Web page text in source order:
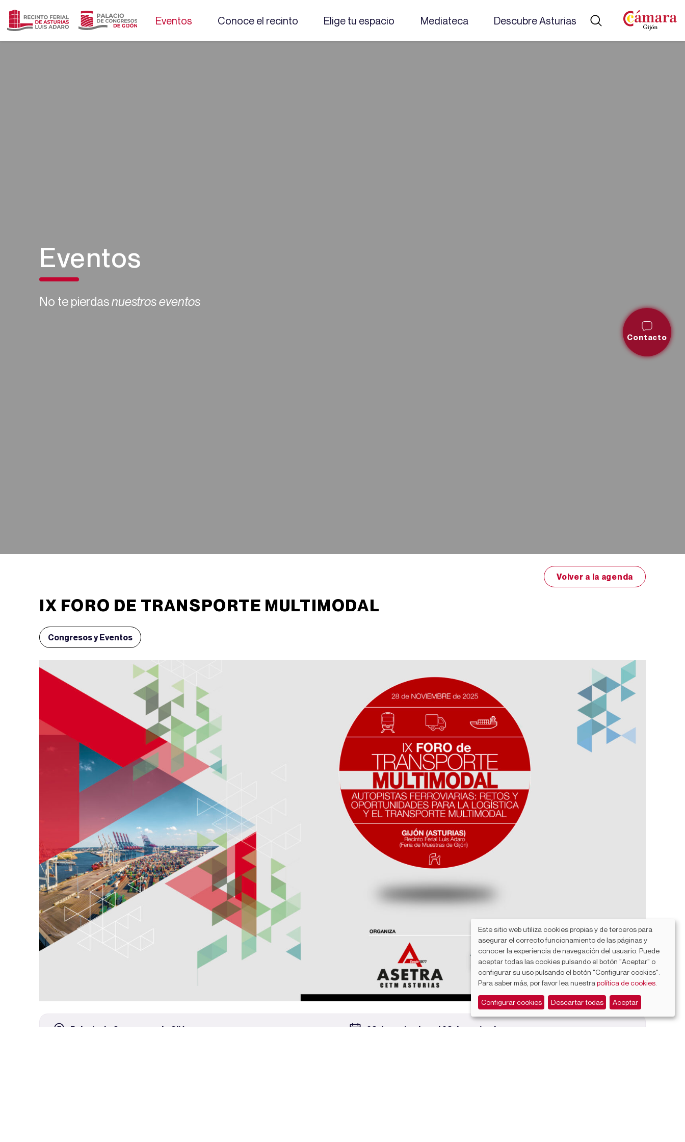
Eventos Conoce el recinto Elige tu espacio Mediateca Descubre Asturias
Contacto
Eventos
No te pierdasnuestros eventos
Volver a la agenda
IX FORO DE TRANSPORTE MULTIMODAL
Congresos y Eventos
Palacio de Congresos de GIjón
28 de noviembre al 28 de noviembre
Este sitio web utiliza cookies propias y de terceros para
asegurar el correcto funcionamiento de las páginas y
conocer la experiencia de navegación del usuario. Puede
aceptar todas las cookies pulsando el botón "Aceptar" o
configurar su uso pulsando el botón "Configurar cookies".
Para saber más, por favor lea nuestra política de cookies
Configurar cookies Descartar todas Aceptar